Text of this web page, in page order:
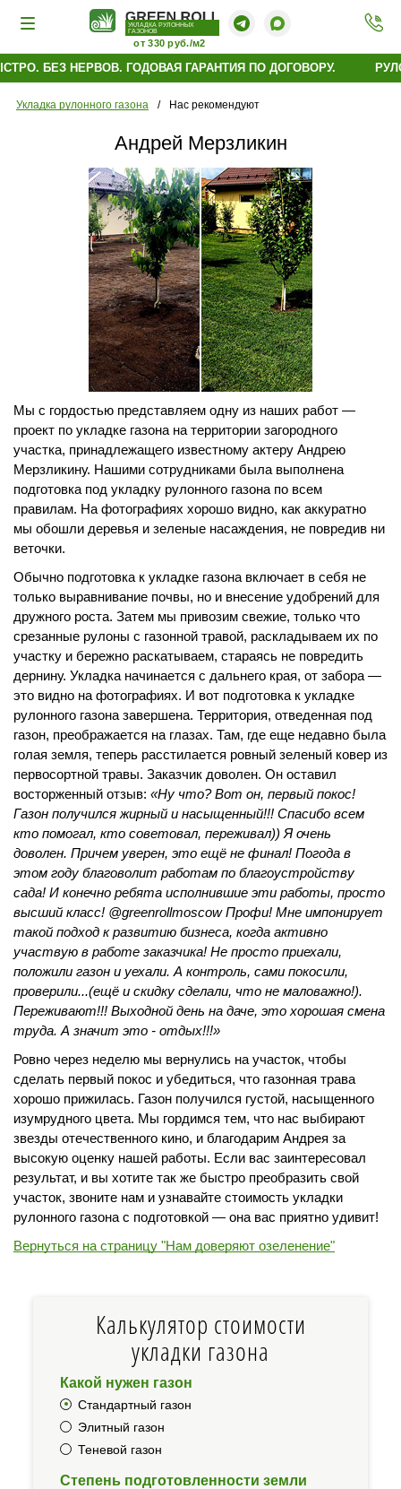
УКЛАДКА РУЛОННЫХ
ГАЗОНОВ
от 330 руб./м2
Перезвонить Вызвать замерщика
+7 (495) 181-61-55
БЕЗ НЕРВОВ. ГОДОВАЯ ГАРАНТИЯ ПО ДОГОВОРУ.
Укладка рулонного газона / Нас рекомендуют
Андрей Мерзликин
Мы с гордостью представляем одну из наших работ —
проект по укладке газона на территории загородного
участка, принадлежащего известному актеру Андрею
Мерзликину. Нашими сотрудниками была выполнена
подготовка под укладку рулонного газона по всем
правилам. На фотографиях хорошо видно, как аккуратно
мы обошли деревья и зеленые насаждения, не повредив ни
веточки.
Обычно подготовка к укладке газона включает в себя не
только выравнивание почвы, но и внесение удобрений для
дружного роста. Затем мы привозим свежие, только что
срезанные рулоны с газонной травой, раскладываем их по
участку и бережно раскатываем, стараясь не повредить
дернину. Укладка начинается с дальнего края, от забора —
это видно на фотографиях. И вот подготовка к укладке
рулонного газона завершена. Территория, отведенная под
газон, преображается на глазах. Там, где еще недавно была
голая земля, теперь расстилается ровный зеленый ковер из
первосортной травы. Заказчик доволен. Он оставил
восторженный отзыв: «Ну что? Вот он, первый покос!
Газон получился жирный и насыщенный!!! Спасибо всем
кто помогал, кто советовал, переживал)) Я очень
доволен. Причем уверен, это ещё не финал! Погода в
этом году благоволит работам по благоустройству
сада! И конечно ребята исполнившие эти работы, просто
высший класс! @greenrollmoscow Профи! Мне импонирует
такой подход к развитию бизнеса, когда активно
участвую в работе заказчика! Не просто приехали,
положили газон и уехали. А контроль, сами покосили,
проверили...(ещё и скидку сделали, что не маловажно!).
Переживают!!! Выходной день на даче, это хорошая смена
труда. А значит это - отдых!!!»
Ровно через неделю мы вернулись на участок, чтобы
сделать первый покос и убедиться, что газонная трава
хорошо прижилась. Газон получился густой, насыщенного
изумрудного цвета. Мы гордимся тем, что нас выбирают
звезды отечественного кино, и благодарим Андрея за
высокую оценку нашей работы. Если вас заинтересовал
результат, и вы хотите так же быстро преобразить свой
участок, звоните нам и узнавайте стоимость укладки
рулонного газона с подготовкой — она вас приятно удивит!
Вернуться на страницу "Нам доверяют озеленение"
Калькулятор стоимости
укладки газона
Какой нужен газон
Стандартный газон
Элитный газон
Теневой газон
Степень подготовленности земли